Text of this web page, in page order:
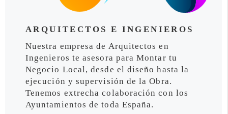
ARQUITECTOS E INGENIEROS
Nuestra empresa de Arquitectos en
Ingenieros te asesora para Montar tu
Negocio Local, desde el diseño hasta la
ejecución y supervisión de la Obra.
Tenemos extrecha colaboración con los
Ayuntamientos de toda España.